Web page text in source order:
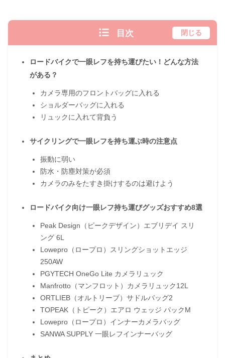
目次 閉じる
ロードバイクで一眼レフを持ち運びたい！どんな方法
がある？
カメラ専用のフロントバッグに入れる
ショルダーバッグに入れる
リュックに入れて背負う
サイクリングで一眼レフを持ち運ぶ時の注意点
振動に弱い
防水・防塵対策が必須
カメラのみをたすき掛けするのは避けよう
ロードバイク向け一眼レフ持ち運びグッズおすすめ8選
Peak Design（ピークデザイン）エブリデイ スリ
ング 6L
Lowepro（ロープロ）スリングショットエッジ
250AW
PGYTECH OneGo Lite カメラリュック
Manfrotto（マンフロット）カメラリュック12L
ORTLIEB（オルトリーブ）サドルバッグ2
TOPEAK（トピーク）エアロ ウェッジ パックM
Lowepro（ロープロ）インナーカメラバッグ
SANWA SUPPLY 一眼レフインナーバッグ